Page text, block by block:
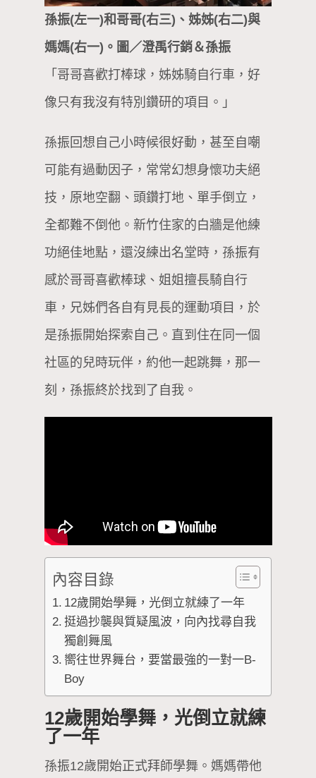
孫振(左一)和哥哥(右三)、姊姊(右二)與
媽媽(右一)。圖／澄禹行銷＆孫振
「哥哥喜歡打棒球，姊姊騎自行車，好
像只有我沒有特別鑽研的項目。」
孫振回想自己小時候很好動，甚至自嘲
可能有過動因子，常常幻想身懷功夫絕
技，原地空翻、頭鑽打地、單手倒立，
全都難不倒他。新竹住家的白牆是他練
功絕佳地點，還沒練出名堂時，孫振有
感於哥哥喜歡棒球、姐姐擅長騎自行
車，兄姊們各自有見長的運動項目，於
是孫振開始探索自己。直到住在同一個
社區的兒時玩伴，約他一起跳舞，那一
刻，孫振終於找到了自我。
內容目錄
12歲開始學舞，光倒立就練了一年
挺過抄襲與質疑風波，向內找尋自我
獨創舞風
嚮往世界舞台，要當最強的一對一B-
Boy
12歲開始學舞，光倒立就練
了一年
孫振12歲開始正式拜師學舞。媽媽帶他